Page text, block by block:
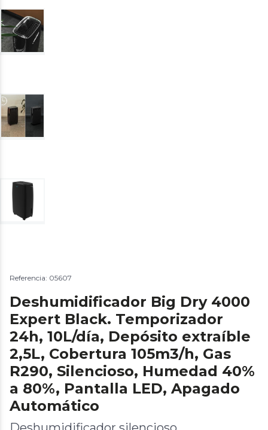
Referencia: 05607
Deshumidificador Big Dry 4000
Expert Black. Temporizador
24h, 10L/día, Depósito extraíble
2,5L, Cobertura 105m3/h, Gas
R290, Silencioso, Humedad 40%
a 80%, Pantalla LED, Apagado
Automático